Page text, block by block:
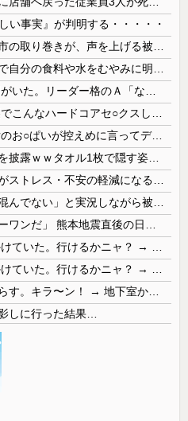
い事実』が判明する・・・・・
【画像】 隣で居眠りしてる女のお○ぱいが控えめに言ってデカいｗｗｗ
しに行った結果…